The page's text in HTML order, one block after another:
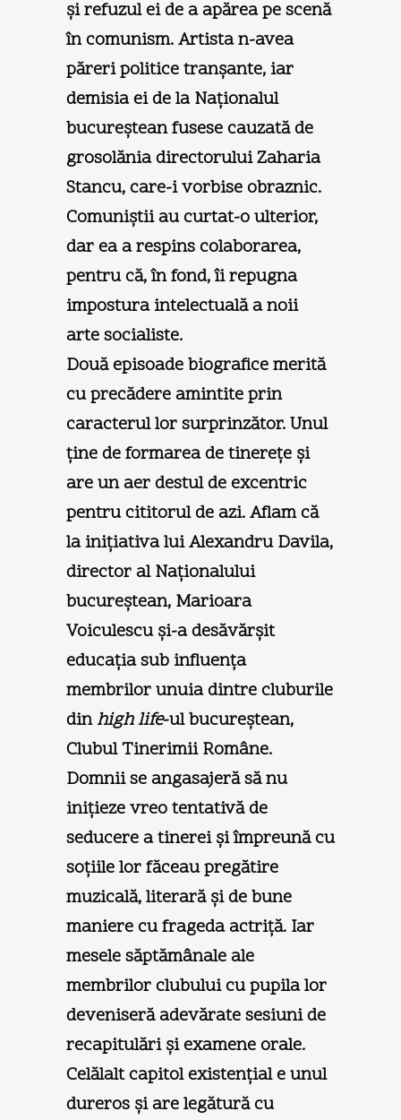
şi refuzul ei de a apărea pe scenă
în comunism. Artista n-avea
păreri politice tranşante, iar
demisia ei de la Naţionalul
bucureştean fusese cauzată de
grosolănia directorului Zaharia
Stancu, care-i vorbise obraznic.
Comuniştii au curtat-o ulterior,
dar ea a respins colaborarea,
pentru că, în fond, îi repugna
impostura intelectuală a noii
arte socialiste.
Două episoade biografice merită
cu precădere amintite prin
caracterul lor surprinzător. Unul
ţine de formarea de tinereţe şi
are un aer destul de excentric
pentru cititorul de azi. Aflam că
la iniţiativa lui Alexandru Davila,
director al Naţionalului
bucureştean, Marioara
Voiculescu şi-a desăvărşit
educaţia sub influenţa
membrilor unuia dintre cluburile
dinhigh life-ul bucureştean,
Clubul Tinerimii Române.
Domnii se angasajeră să nu
iniţieze vreo tentativă de
seducere a tinerei şi împreună cu
soţiile lor făceau pregătire
muzicală, literară şi de bune
maniere cu frageda actriţă. Iar
mesele săptămânale ale
membrilor clubului cu pupila lor
deveniseră adevărate sesiuni de
recapitulări şi examene orale.
Celălalt capitol existenţial e unul
dureros şi are legătură cu